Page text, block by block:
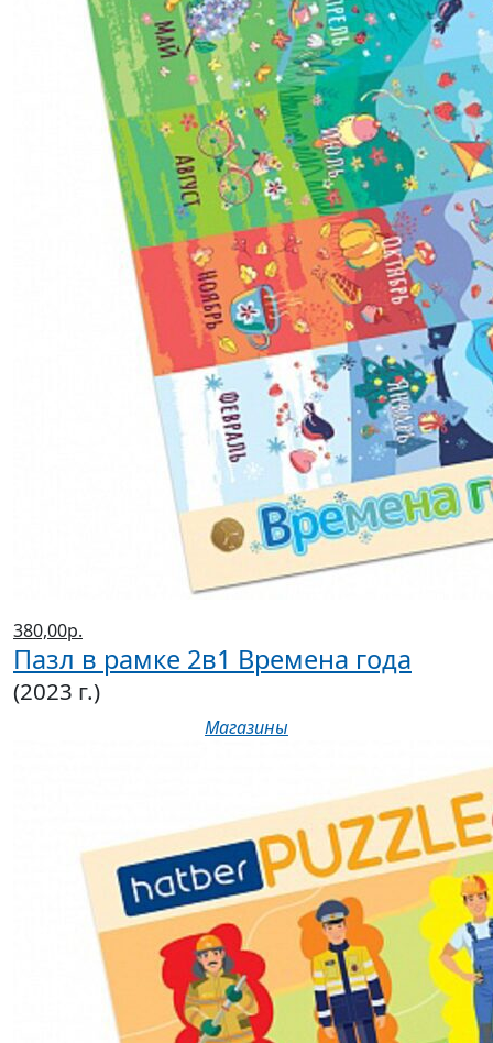
380,00р.
Пазл в рамке 2в1 Времена года
(2023 г.)
Магазины